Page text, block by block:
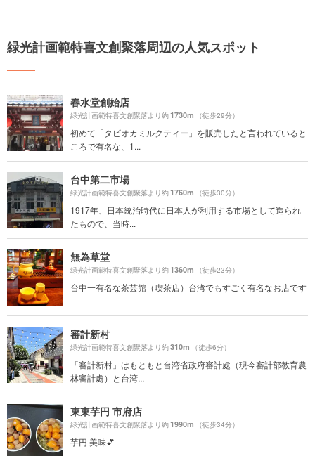
緑光計画範特喜文創聚落周辺の人気スポット
春水堂創始店
緑光計画範特喜文創聚落より約1730m （徒歩29分）
初めて「タピオカミルクティー」を販売したと言われていると
ころで有名な、1...
台中第二市場
緑光計画範特喜文創聚落より約1760m （徒歩30分）
1917年、日本統治時代に日本人が利用する市場として造られ
たもので、当時...
無為草堂
緑光計画範特喜文創聚落より約1360m （徒歩23分）
台中一有名な茶芸館（喫茶店）台湾でもすごく有名なお店です
審計新村
緑光計画範特喜文創聚落より約310m （徒歩6分）
「審計新村」はもともと台湾省政府審計處（現今審計部教育農
林審計處）と台湾...
東東芋円 市府店
緑光計画範特喜文創聚落より約1990m （徒歩34分）
芋円 美味💕